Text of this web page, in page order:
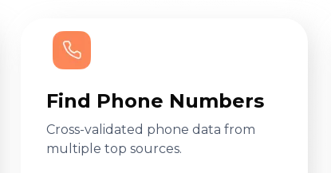
Find Phone Numbers
Cross-validated phone data from
multiple top sources.